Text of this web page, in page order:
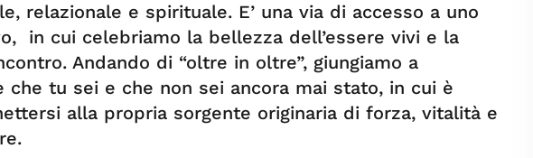
relazionale e spirituale. E’ una via di accesso a uno
in cui celebriamo la bellezza dell’essere vivi e la
Andando di “oltre in oltre”, giungiamo a
che tu sei e che non sei ancora mai stato, in cui è
alla propria sorgente originaria di forza, vitalità e